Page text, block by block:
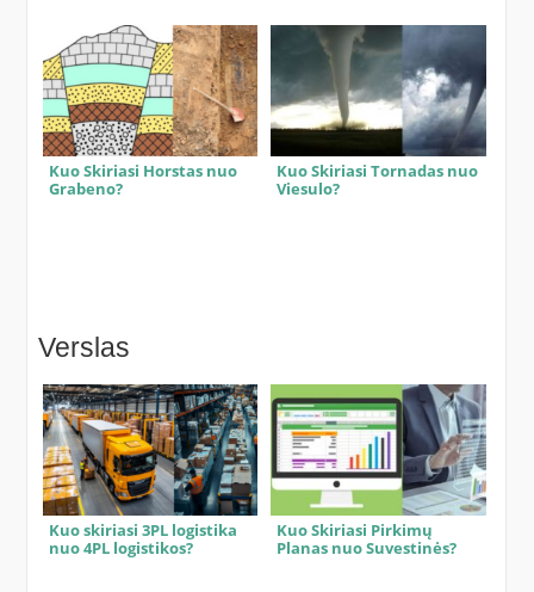
Kuo Skiriasi Horstas nuo
Grabeno?
Kuo Skiriasi Tornadas nuo
Viesulo?
Verslas
Kuo skiriasi 3PL logistika
nuo 4PL logistikos?
Kuo Skiriasi Pirkimų
Planas nuo Suvestinės?